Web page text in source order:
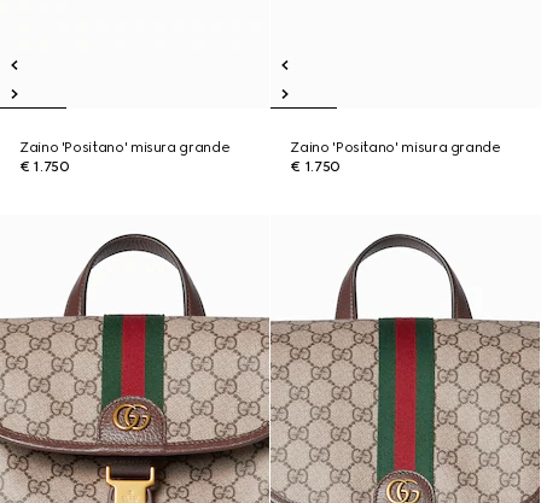
Zaino 'Positano' misura grande
€ 1.750
Zaino 'Positano' misura grande
€ 1.750